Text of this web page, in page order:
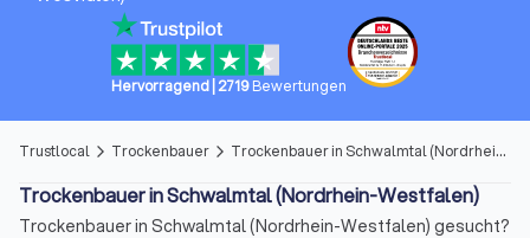
Hervorragend 2719Bewertungen
Trustlocal arrow_forward_ios Trockenbauer arrow_forward_ios Trockenbauer in Schwalmtal (Nordrhein-Westfalen)
Trockenbauer in Schwalmtal (Nordrhein-Westfalen)
Trockenbauer in Schwalmtal (Nordrhein-Westfalen) gesucht?